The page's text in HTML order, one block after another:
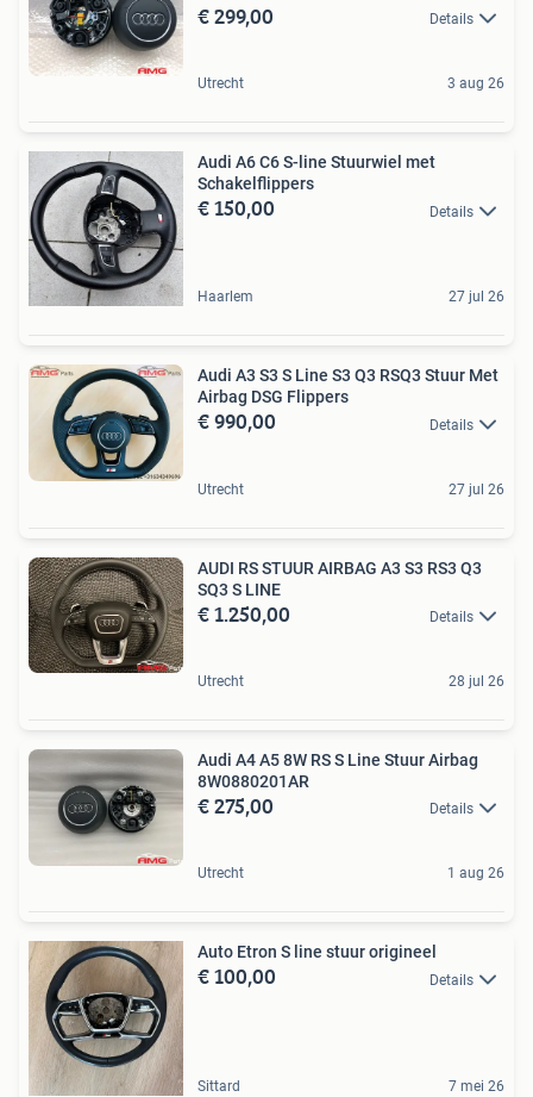
€ 299,00 Details
Utrecht 3 aug 26
Audi A6 C6 S-line Stuurwiel met
Schakelflippers
€ 150,00 Details
Haarlem 27 jul 26
Audi A3 S3 S Line S3 Q3 RSQ3 Stuur Met
Airbag DSG Flippers
€ 990,00 Details
Utrecht 27 jul 26
AUDI RS STUUR AIRBAG A3 S3 RS3 Q3
SQ3 S LINE
€ 1.250,00 Details
Utrecht 28 jul 26
Audi A4 A5 8W RS S Line Stuur Airbag
8W0880201AR
€ 275,00 Details
Utrecht 1 aug 26
Auto Etron S line stuur origineel
€ 100,00 Details
Sittard 7 mei 26